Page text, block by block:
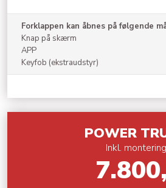
Forklappen kan åbnes på følgende
Knap på skærm
APP
Keyfob (ekstraudstyr)
​POWER
Inkl. montering